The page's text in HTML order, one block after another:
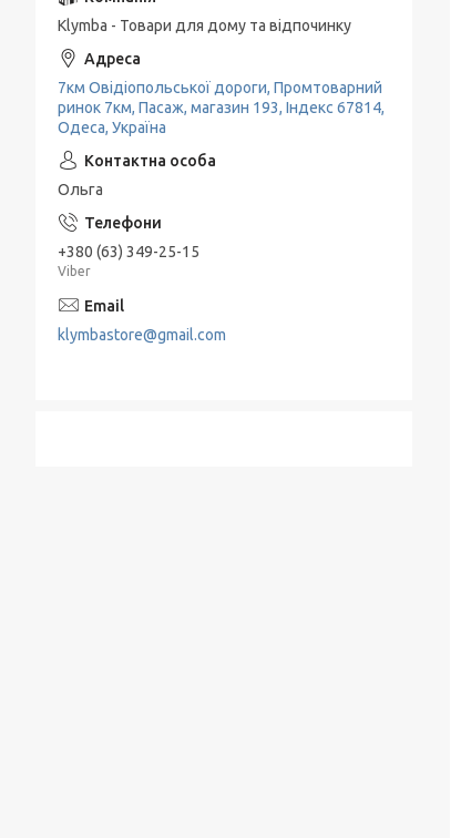
Соковитискачі
Тостери
Міксери
Льодогенератор
Електрогриль
Чайники, Заварники
Кухонне приладдя
Кава-брейк
Подрібнювачі та Терки
Термоси
Барбекю и гриль
Хлебница
Klymba - Товари для дому та відпочинку
7км Овідіопольської дороги, Промтоварний
ринок 7км, Пасаж, магазин 193, Індекс 67814,
Одеса, Україна
Ольга
+380 (63) 349-25-15
Viber
klymbastore@gmail.com